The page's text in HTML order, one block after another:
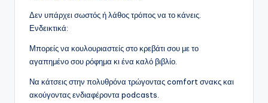
Δεν υπάρχει σωστός ή λάθος τρόπος να το κάνεις.
Ενδεικτικά:
Μπορείς να κουλουριαστείς στο κρεβάτι σου με το
αγαπημένο σου ρόφημα κι ένα καλό βιβλίο.
Να κάτσεις στην πολυθρόνα τρώγοντας comfort σνακς και
ακούγοντας ενδιαφέροντα podcasts.